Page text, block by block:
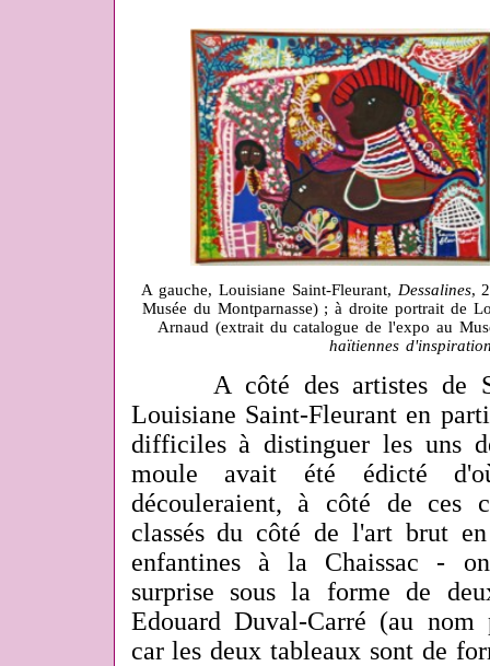
A gauche, Louisiane Saint-Fleurant, Dessalines,
Musée du Montparnasse) ; à droite portrait de
Arnaud (extrait du catalogue de l'expo au
haïtiennes
A côté des artistes de
Louisiane Saint-Fleurant en
difficiles à distinguer les uns
moule avait été édicté
découleraient, à côté de ces
classés du côté de l'art brut
enfantines à la Chaissac -
surprise sous la forme de
Edouard Duval-Carré (au nom
car les deux tableaux sont de